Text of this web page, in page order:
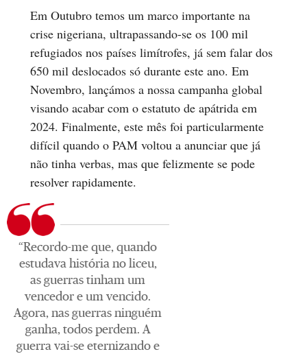
Em Outubro temos um marco importante na
crise nigeriana, ultrapassando-se os 100 mil
refugiados nos países limítrofes, já sem falar dos
650 mil deslocados só durante este ano. Em
Novembro, lançámos a nossa campanha global
visando acabar com o estatuto de apátrida em
2024. Finalmente, este mês foi particularmente
difícil quando o PAM voltou a anunciar que já
não tinha verbas, mas que felizmente se pode
resolver rapidamente.
“Recordo-me que, quando
estudava história no liceu,
as guerras tinham um
vencedor e um vencido.
Agora, nas guerras ninguém
ganha, todos perdem. A
guerra vai-se eternizando e